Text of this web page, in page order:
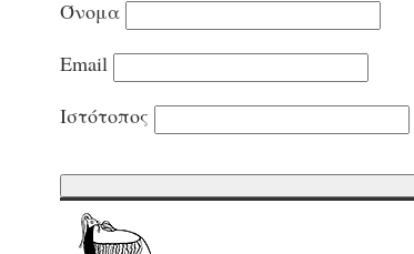
Όνομα
Email
Ιστότοπος